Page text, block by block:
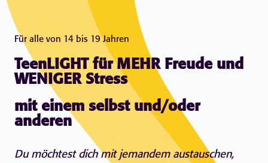
Für alle von 14 bis 19 Jahren
TeenLIGHT für MEHR Freude und
WENIGER Stress
mit einem selbst und/oder
anderen
Du möchtest dich mit jemandem austauschen,